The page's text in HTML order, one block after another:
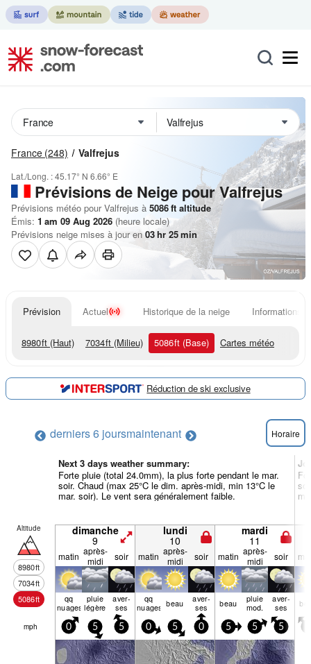
France (248) Valfrejus
Lat./Long. :45.17° N 6.66° E
Prévisions de Neige pour Valfrejus
Prévisions météo pour Valfrejus à 5086ft altitude
Émis: 1 am 09 Aug 2026 (heure locale)
Prévisions neige mises à jour en 03hr 25min
Prévision Actuel Historique de la neige Informations
8980ft (Haut) 7034ft (Milieu) 5086ft (Base) Cartes météo
Réduction de ski exclusive
derniers 6 joursmaintenant Horaire
Next 3 days weather summary:
Forte pluie (total 24.0mm), la plus forte pendant le mar.
soir. Chaud (max 25°C le dim. après-midi, min 13°C le
mar. soir). Le vent sera généralement faible.
Altitude
8980ft
7034ft
5086ft
dimanche
9
lundi
10
mardi
11
matin après-
midi
soir matin après-
midi
soir matin après-
midi
soir
qq
nuages
pluie
légère
aver­
ses
qq
nuages beau aver­
ses beau pluie
mod.
aver­
ses
mph 0 5 5 0 5 0 5 5 5